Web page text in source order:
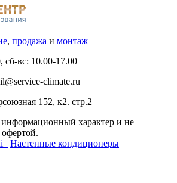
, продажа и монтаж
вс: 10.00-17.00
climate.ru
152, к2. стр.2
характер и не
Настенные кондиционеры